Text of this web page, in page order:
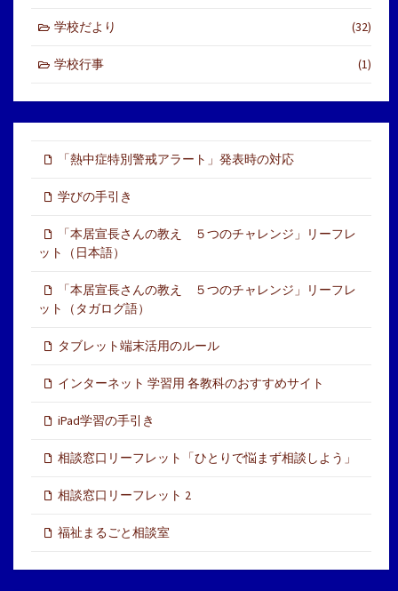
学校だより (32)
学校行事 (1)
「熱中症特別警戒アラート」発表時の対応
学びの手引き
「本居宣長さんの教え ５つのチャレンジ」リーフレ
ット（日本語）
「本居宣長さんの教え ５つのチャレンジ」リーフレ
ット（タガログ語）
タブレット端末活用のルール
インターネット 学習用 各教科のおすすめサイト
iPad学習の手引き
相談窓口リーフレット「ひとりで悩まず相談しよう」
相談窓口リーフレット 2
福祉まるごと相談室